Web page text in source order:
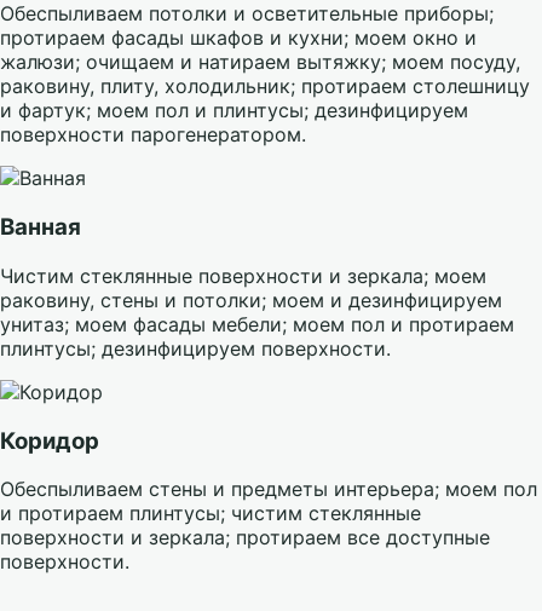
Обеспыливаем потолки и осветительные приборы;
протираем фасады шкафов и кухни; моем окно и
жалюзи; очищаем и натираем вытяжку; моем посуду,
раковину, плиту, холодильник; протираем столешницу
и фартук; моем пол и плинтусы; дезинфицируем
поверхности парогенератором.
Ванная
Чистим стеклянные поверхности и зеркала; моем
раковину, стены и потолки; моем и дезинфицируем
унитаз; моем фасады мебели; моем пол и протираем
плинтусы; дезинфицируем поверхности.
Коридор
Обеспыливаем стены и предметы интерьера; моем пол
и протираем плинтусы; чистим стеклянные
поверхности и зеркала; протираем все доступные
поверхности.